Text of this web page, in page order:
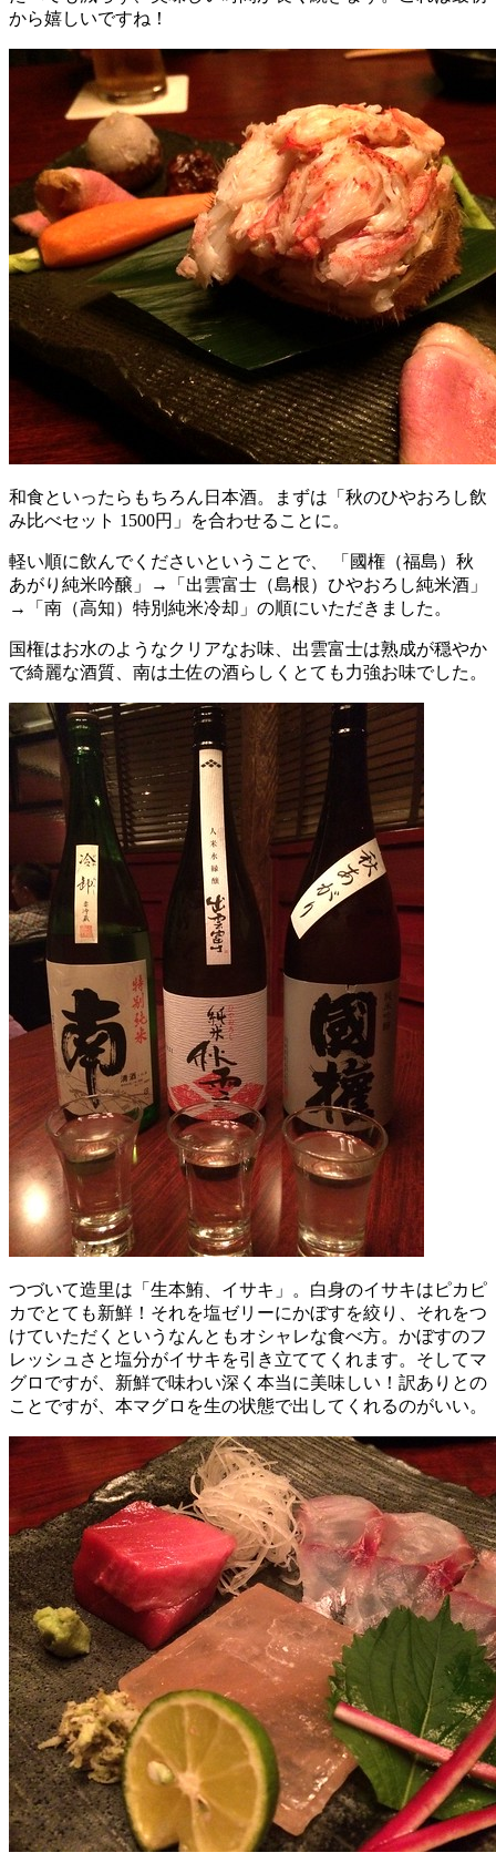
から嬉しいですね！
和食といったらもちろん日本酒。まずは「秋のひやおろし飲
み比べセット 1500円」を合わせることに。
軽い順に飲んでくださいということで、 「國権（福島）秋
あがり純米吟醸」→「出雲富士（島根）ひやおろし純米酒」
→「南（高知）特別純米冷却」の順にいただきました。
国権はお水のようなクリアなお味、出雲富士は熟成が穏やか
で綺麗な酒質、南は土佐の酒らしくとても力強お味でした。
つづいて造里は「生本鮪、イサキ」。白身のイサキはピカピ
カでとても新鮮！それを塩ゼリーにかぼすを絞り、それをつ
けていただくというなんともオシャレな食べ方。かぼすのフ
レッシュさと塩分がイサキを引き立ててくれます。そしてマ
グロですが、新鮮で味わい深く本当に美味しい！訳ありとの
ことですが、本マグロを生の状態で出してくれるのがいい。